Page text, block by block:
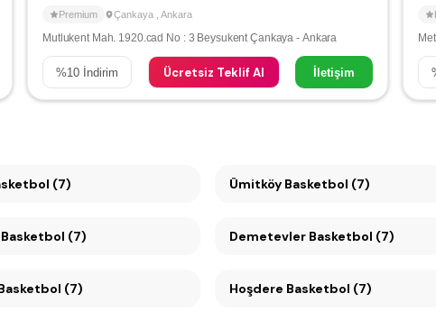
Premium Çankaya Ankara
Mutlukent Mah. 1920.cad No : 3 Beysukent Çankaya - Ankara
%10 İndirim Ücretsiz Teklif Al İletişim
(7) Ümitköy Basketbol (7)
Çayyolu Basketbol (7) Demetevler Basketbol (7)
Basketbol (7) Hoşdere Basketbol (7)